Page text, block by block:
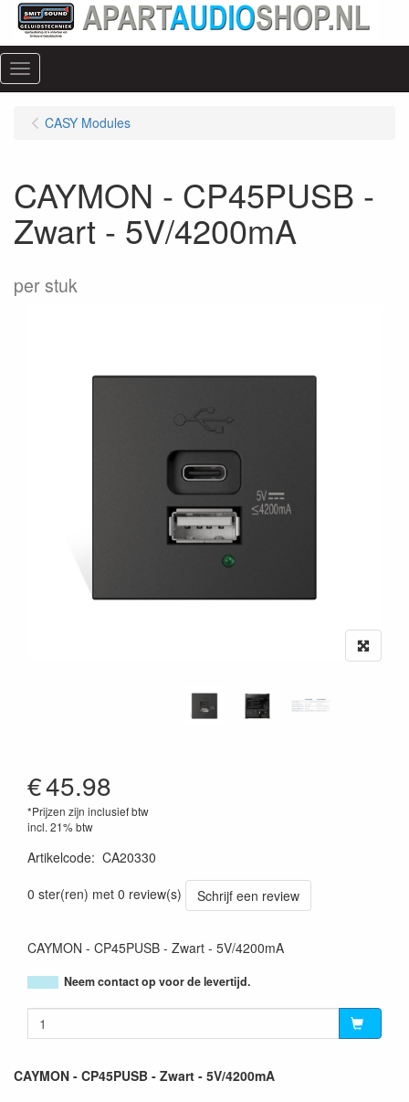
Menu
CASY Modules
CAYMON - CP45PUSB -
Zwart - 5V/4200mA
per stuk
€45.98
*Prijzen zijn inclusief btw
incl. 21% btw
Artikelcode: CA20330
0 ster(ren) met 0 review(s)
Schrijf een review
CAYMON - CP45PUSB - Zwart - 5V/4200mA
Neem contact op voor de levertijd.
CAYMON - CP45PUSB - Zwart - 5V/4200mA